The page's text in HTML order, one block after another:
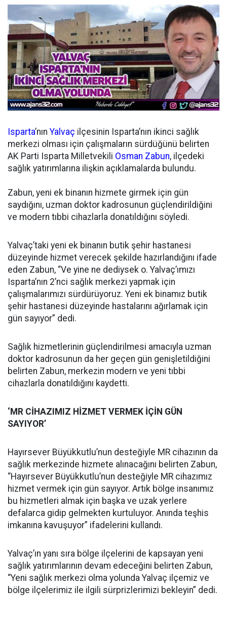
Isparta’nınYalvaç ilçesinin Isparta’nın ikinci sağlık
merkezi olması için çalışmaların sürdüğünü belirten
AK Parti Isparta Milletvekili Osman Zabun, ilçedeki
sağlık yatırımlarına ilişkin açıklamalarda bulundu.
Zabun, yeni ek binanın hizmete girmek için gün
saydığını, uzman doktor kadrosunun güçlendirildiğini
ve modern tıbbi cihazlarla donatıldığını söyledi.
Yalvaç’taki yeni ek binanın butik şehir hastanesi
düzeyinde hizmet verecek şekilde hazırlandığını ifade
eden Zabun, “Ve yine ne dediysek o. Yalvaç’ımızı
Isparta’nın 2’nci sağlık merkezi yapmak için
çalışmalarımızı sürdürüyoruz. Yeni ek binamız butik
şehir hastanesi düzeyinde hastalarını ağırlamak için
gün sayıyor” dedi.
Sağlık hizmetlerinin güçlendirilmesi amacıyla uzman
doktor kadrosunun da her geçen gün genişletildiğini
belirten Zabun, merkezin modern ve yeni tıbbi
cihazlarla donatıldığını kaydetti.
‘MR CİHAZIMIZ HİZMET VERMEK İÇİN GÜN
SAYIYOR’
Hayırsever Büyükkutlu’nun desteğiyle MR cihazının da
sağlık merkezinde hizmete alınacağını belirten Zabun,
“Hayırsever Büyükkutlu’nun desteğiyle MR cihazımız
hizmet vermek için gün sayıyor. Artık bölge insanımız
bu hizmetleri almak için başka ve uzak yerlere
defalarca gidip gelmekten kurtuluyor. Anında teşhis
imkanına kavuşuyor” ifadelerini kullandı.
Yalvaç’ın yanı sıra bölge ilçelerini de kapsayan yeni
sağlık yatırımlarının devam edeceğini belirten Zabun,
“Yeni sağlık merkezi olma yolunda Yalvaç ilçemiz ve
bölge ilçelerimiz ile ilgili sürprizlerimizi bekleyin” dedi.